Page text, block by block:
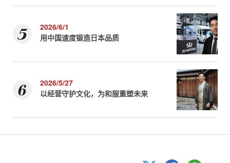
2026/6/1
用中国速度锻造日本品质
2026/5/27
以经营守护文化，为和服重塑未来